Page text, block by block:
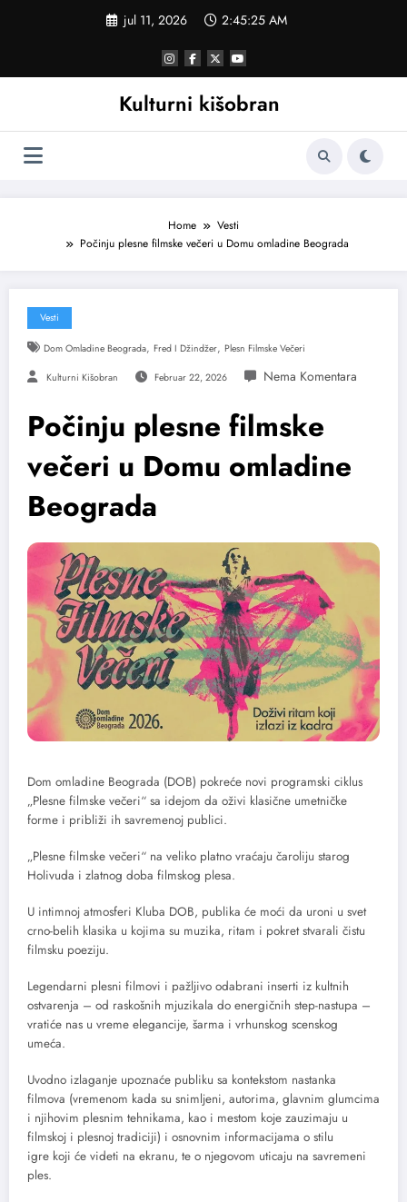
jul 11, 2026 2:45:25 AM
Kulturni kišobran
Home
Vesti
Počinju plesne filmske večeri u Domu omladine Beograda
Vesti
Dom Omladine Beograda, Fred I Džindžer, Plesn Filmske Večeri
Kulturni Kišobran Februar 22, 2026
Počinju plesne filmske
večeri u Domu omladine
Beograda
Dom omladine Beograda (DOB) pokreće novi programski ciklus
„Plesne filmske večeri“ sa idejom da oživi klasične umetničke
forme i približi ih savremenoj publici.
„Plesne filmske večeri“ na veliko platno vraćaju čaroliju starog
Holivuda i zlatnog doba filmskog plesa.
U intimnoj atmosferi Kluba DOB, publika će moći da uroni u svet
crno-belih klasika u kojima su muzika, ritam i pokret stvarali čistu
filmsku poeziju.
Legendarni plesni filmovi i pažljivo odabrani inserti iz kultnih
ostvarenja – od raskošnih mjuzikala do energičnih step-nastupa –
vratiće nas u vreme elegancije, šarma i vrhunskog scenskog
umeća.
Uvodno izlaganje upoznaće publiku sa kontekstom nastanka
filmova (vremenom kada su snimljeni, autorima, glavnim glumcima
i njihovim plesnim tehnikama, kao i mestom koje zauzimaju u
filmskoj i plesnoj tradiciji) i osnovnim informacijama o stilu
igre koji će videti na ekranu, te o njegovom uticaju na savremeni
ples.